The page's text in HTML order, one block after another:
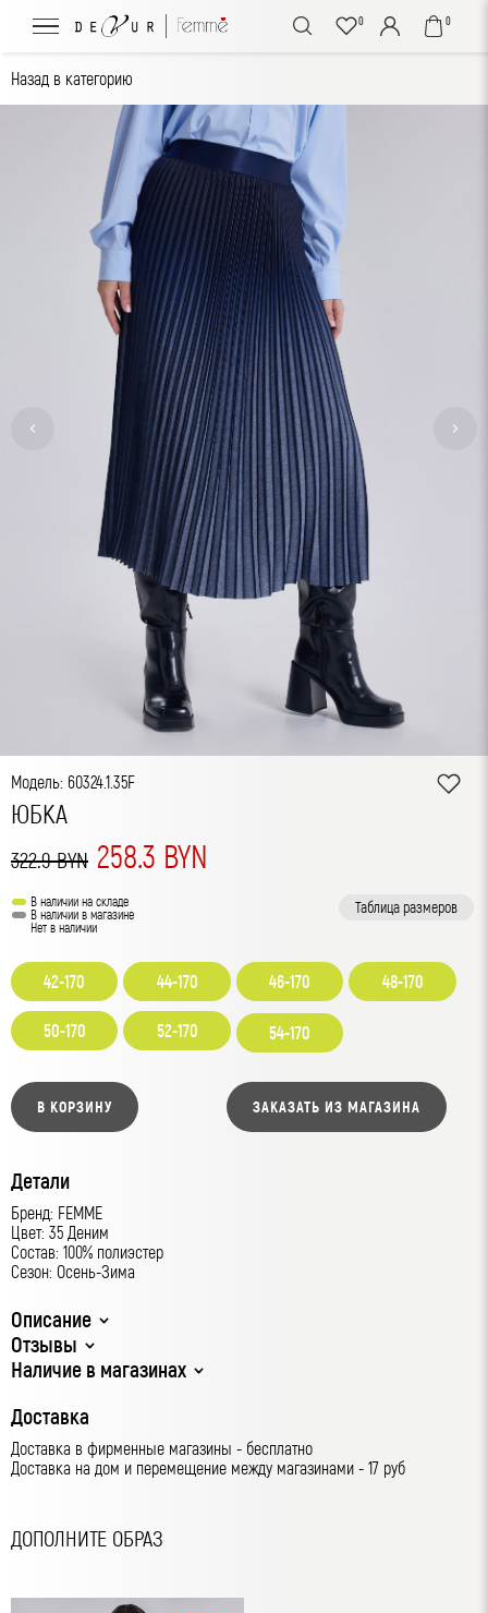
0 0
Назад в категорию
Модель: 60324.1.35F
ЮБКА
322.9 BYN 258.3 BYN
В наличии на складе
В наличии в магазине
Нет в наличии
Таблица размеров
42-170 44-170 46-170 48-170
50-170 52-170 54-170
В КОРЗИНУ ЗАКАЗАТЬ ИЗ МАГАЗИНА
Детали
Бренд: FEMME
Цвет: 35 Деним
Состав: 100% полиэстер
Сезон: Осень-Зима
Описание
Отзывы
Наличие в магазинах
Доставка
Доставка в фирменные магазины - бесплатно
Доставка на дом и перемещение между магазинами - 17 руб
ДОПОЛНИТЕ ОБРАЗ